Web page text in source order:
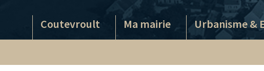
Coutevroult Ma mairie Urbanisme &